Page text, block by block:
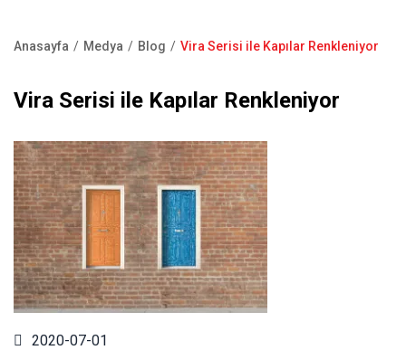
Kale Alarm
Satış Noktaları
S.S.S
yolu
Anasayfa Medya Blog Vira Serisi ile Kapılar Renkleniyor
Vira Serisi ile Kapılar Renkleniyor
2020-07-01